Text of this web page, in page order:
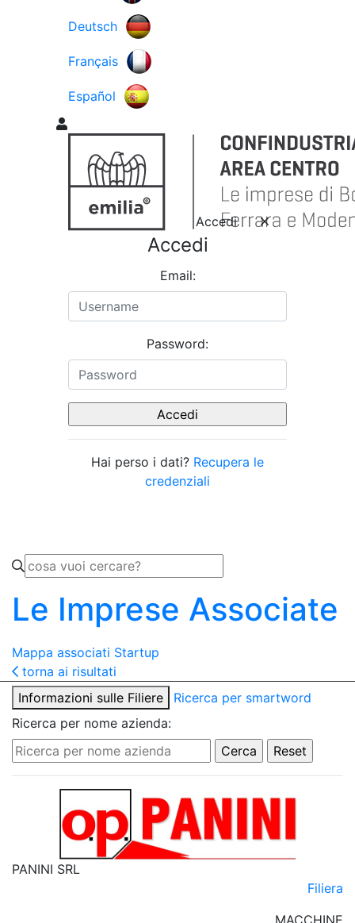
Deutsch
Français
Español
Accedi
Accedi
Email:
Password:
Hai perso i dati? Recupera le
credenziali
Le Imprese Associate
Mappa associati Startup
torna ai risultati
Informazioni sulle Filiere
Ricerca per smartword
Ricerca per nome azienda:
PANINI SRL
Filiera